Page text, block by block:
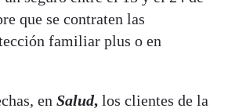
que se contraten las
familiar plus o en
en Salud, los clientes de la